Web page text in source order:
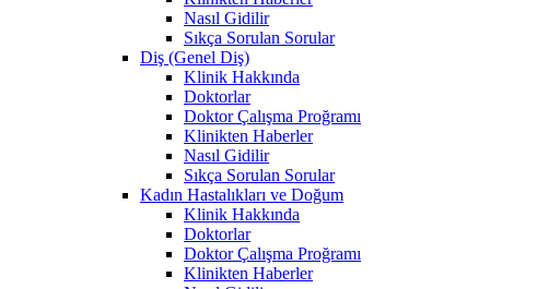
Nasıl Gidilir
Sıkça Sorulan Sorular
Diş (Genel Diş)
Klinik Hakkında
Doktorlar
Doktor Çalışma Proğramı
Klinikten Haberler
Nasıl Gidilir
Sıkça Sorulan Sorular
Kadın Hastalıkları ve Doğum
Klinik Hakkında
Doktorlar
Doktor Çalışma Proğramı
Klinikten Haberler